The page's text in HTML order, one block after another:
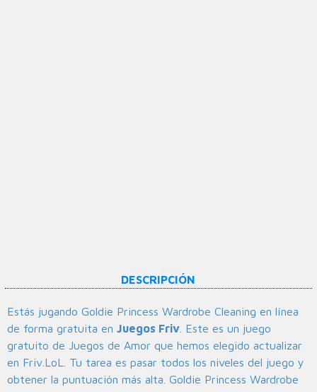
DESCRIPCIÓN
Estás jugando Goldie Princess Wardrobe Cleaning en línea
de forma gratuita en Juegos Friv . Este es un juego
gratuito de Juegos de Amor que hemos elegido actualizar
en Friv.LoL. Tu tarea es pasar todos los niveles del juego y
obtener la puntuación más alta. Goldie Princess Wardrobe